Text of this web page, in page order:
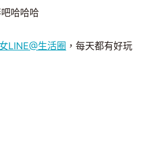
哈哈哈
LINE@生活圈 ，每天都有好玩